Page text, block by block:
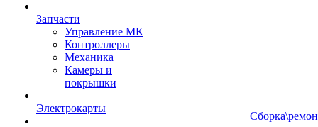
Запчасти
Управление МК
Контроллеры
Механика
Камеры и
покрышки
Электрокарты